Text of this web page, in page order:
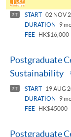
PT START 02 NOV
DURATION
9
FEE
HK$16,000
Postgraduate
Sustainability
PT START
19 AUG
DURATION
9
FEE
HK$45000
Postgraduate